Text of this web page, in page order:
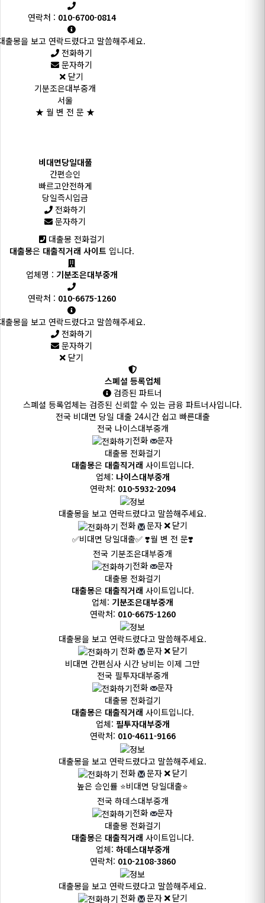
연락처 : 010-6700-0814
출몽을 보고 연락드렸다고 말씀해주세요.
전화하기
문자하기
닫기
기분조은대부중개
서울
★ 월 변 전 문 ★
비대면당일대풀
간편승인
빠르고안전하게
당일즉시입금
전화하기
문자하기
대출몽 전화걸기
대출몽은 대출직거래 사이트 입니다.
업체명 : 기분조은대부중개
연락처 : 010-6675-1260
출몽을 보고 연락드렸다고 말씀해주세요.
전화하기
문자하기
닫기
스폐셜 등록업체
검증된 파트너
스폐셜 등록업체는 검증된 신뢰할 수 있는 금융 파트너사입니다.
전국 비대면 당일 대출 24시간 쉽고 빠른대출
전국 나이스대부중개
전화
문자
대출몽 전화걸기
대출몽은 대출직거래 사이트입니다.
업체: 나이스대부중개
연락처: 010-5932-2094
대출몽을 보고 연락드렸다고 말씀해주세요.
전화
문자
닫기
✅비대면 당일대출✅ ❣️월 변 전 문❣️
전국 기분조은대부중개
전화
문자
대출몽 전화걸기
대출몽은 대출직거래 사이트입니다.
업체: 기분조은대부중개
연락처: 010-6675-1260
대출몽을 보고 연락드렸다고 말씀해주세요.
전화
문자
닫기
비대면 간편심사 시간 낭비는 이제 그만
전국 필투자대부중개
전화
문자
대출몽 전화걸기
대출몽은 대출직거래 사이트입니다.
업체: 필투자대부중개
연락처: 010-4611-9166
대출몽을 보고 연락드렸다고 말씀해주세요.
전화
문자
닫기
높은 승인률 ⭐비대면 당일대출⭐
전국 하데스대부중개
전화
문자
대출몽 전화걸기
대출몽은 대출직거래 사이트입니다.
업체: 하데스대부중개
연락처: 010-2108-3860
대출몽을 보고 연락드렸다고 말씀해주세요.
전화
문자 닫기